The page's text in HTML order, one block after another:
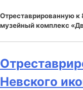
Отреставрированную к
музейный комплекс
Невского